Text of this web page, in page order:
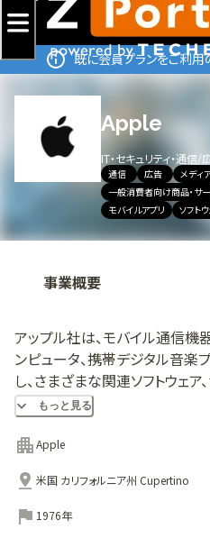
既に会員プランをご利用
Apple
IT・セキュリティ・通信/
通信 広告 メディ
一般消費者向け商品・サ
モバイルアプリ
ソフト
事業概要
アップル社は、モバイル通信機
ンピュータ、携帯デジタル音楽
し、さまざまな関連ソフトウェア
ークソリューション、サードパー
プリケーションを販売している企
iPhone、iPad、iPod、Mac、
びプロフェッショナル向けソフト
トフォリオ、iOSおよびOS Xオペ
iCloud、アクセサリ、サービス、
もっと見る
Apple
米国 カリフォルニア州 Cupertino
1976年